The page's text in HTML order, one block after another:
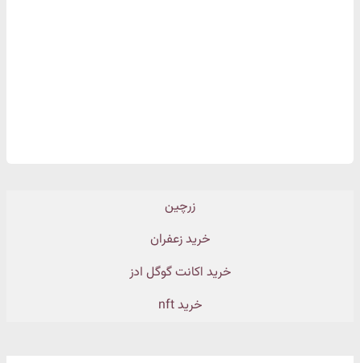
زرچین
خرید زعفران
خرید اکانت گوگل ادز
خرید nft